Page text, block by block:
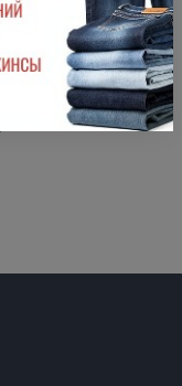
силуэт), V-
Выполнена